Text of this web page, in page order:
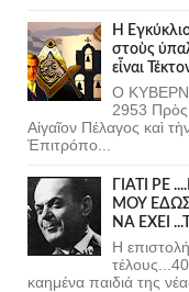
Ἡ
στοὺς
εἶναι
Ο
2953 Πρὸς
Αἰγαῖον Πέλαγος καὶ
Ἐπιτρόπο...
ΓΙΑΤΙ
ΜΟΥ
ΝΑ ΕΧΕΙ
Η
καημένα παιδιά της